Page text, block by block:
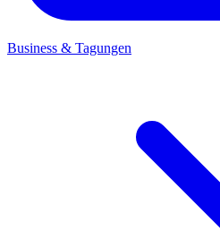
Business & Tagungen